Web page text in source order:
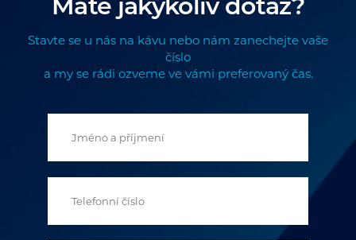
Máte jakýkoliv dotaz?
Stavte se u nás na kávu nebo nám zanechejte vaše
číslo
a my se rádi ozveme ve vámi preferovaný čas.